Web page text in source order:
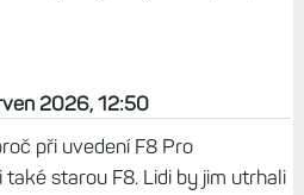
2026, 12:50
při uvedení F8 Pro
také starou F8. Lidi by jim utrhali